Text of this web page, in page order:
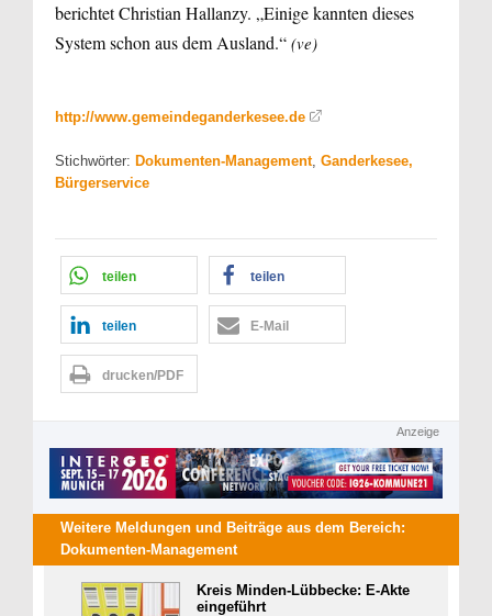
berichtet Christian Hallanzy. „Einige kannten dieses
System schon aus dem Ausland.“ (ve)
http://www.gemeindeganderkesee.de
Stichwörter: Dokumenten-Management, Ganderkesee,
Bürgerservice
teilen teilen
teilen E-Mail
drucken/PDF
Anzeige
Weitere Meldungen und Beiträge aus dem Bereich:
Dokumenten-Management
Kreis Minden-Lübbecke: E-Akte
eingeführt